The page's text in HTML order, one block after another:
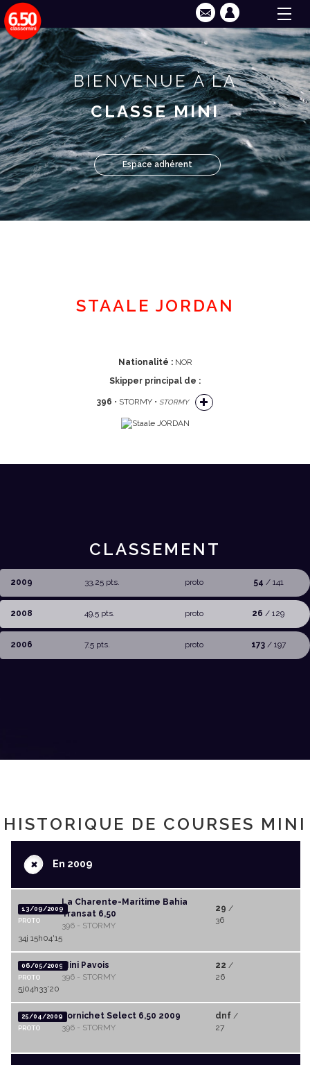
BIENVENUE À LA
CLASSE MINI
Espace adhérent
STAALE JORDAN
Nationalité :NOR
Skipper principal de :
396 • STORMY • STORMY
CLASSEMENT
2009 33,25 pts. proto 54 / 141
2008 49,5 pts. proto 26 / 129
2006 7,5 pts. proto 173/ 197
HISTORIQUE DE COURSES MINI
+En 2009
13/09/2009
PROTO
La Charente-Maritime Bahia
Transat 6,50
396 - STORMY
29 /
36
34j 15h04'15
06/05/2009
PROTO
Mini Pavois
396 - STORMY
22 /
26
5j04h33'20
25/04/2009
PROTO
Pornichet Select 6,50 2009
396 - STORMY
dnf/
27